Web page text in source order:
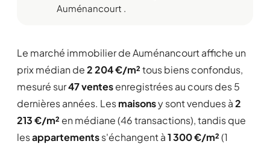
Auménancourt .
Le marché immobilier de Auménancourt affiche un
prix médian de2 204 €/m²tous biens confondus,
mesuré sur47 ventesenregistrées au cours des 5
dernières années. Lesmaisonsy sont vendues à2
213 €/m² en médiane (46 transactions), tandis que
lesappartementss'échangent à1 300 €/m²(1